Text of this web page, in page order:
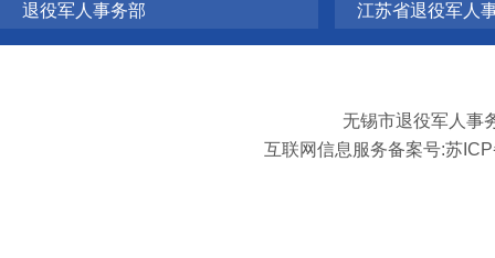
退役军人事务部 江苏省退役军人
无锡市退役军人事
互联网信息服务备案号:苏